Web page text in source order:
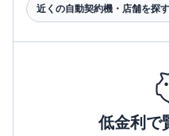
近くの自動契約機・店舗を探す
低金利で